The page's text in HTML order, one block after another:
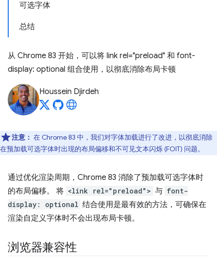
可选字体
总结
从 Chrome 83 开始，可以将 link rel="preload" 和 font-
display: optional 组合使用，以彻底消除布局卡顿
Houssein Djirdeh
注意： 在 Chrome 83 中，我们对字体加载进行了改进，以彻底消除
在预加载可选字体时出现的布局偏移和不可见文本闪烁 (FOIT) 问题。
通过优化渲染周期，Chrome 83 消除了预加载可选字体时
的布局偏移。 将 <link rel="preload"> 与 font-
display: optional 结合使用是最有效的方法，可确保在
渲染自定义字体时不会出现布局卡顿。
浏览器兼容性